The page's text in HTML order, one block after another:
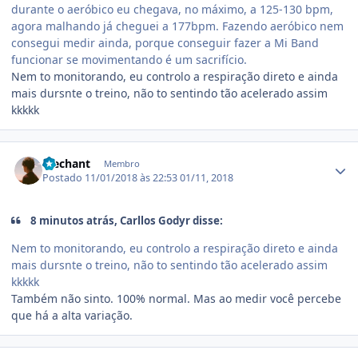
durante o aeróbico eu chegava, no máximo, a 125-130 bpm,
agora malhando já cheguei a 177bpm. Fazendo aeróbico nem
consegui medir ainda, porque conseguir fazer a Mi Band
funcionar se movimentando é um sacrifício.
Nem to monitorando, eu controlo a respiração direto e ainda
mais dursnte o treino, não to sentindo tão acelerado assim
kkkkk
Mechant Membro
Postado 11/01/2018 às 22:5301/11, 2018
8 minutos atrás, Carllos Godyr disse:
Nem to monitorando, eu controlo a respiração direto e ainda
mais dursnte o treino, não to sentindo tão acelerado assim
kkkkk
Também não sinto. 100% normal. Mas ao medir você percebe
que há a alta variação.